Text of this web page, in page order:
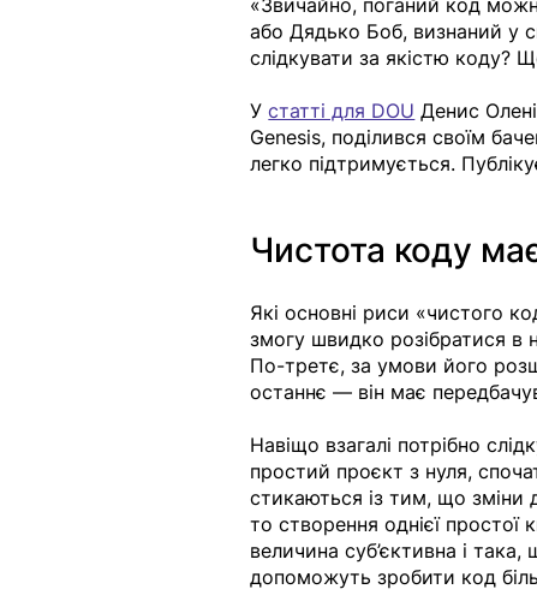
або Дядько Боб, визнаний у
слідкувати за якістю коду?
У статті для DOU Денис
Genesis, поділився своїм
легко підтримується.
Чистота коду
Які основні риси «чистого
змогу швидко розібратися в
По-третє, за умови його
останнє — він має
Навіщо взагалі потрібно
простий проєкт з нуля,
стикаються із тим, що зміни
то створення однієї
величина суб’єктивна і
допоможуть зробити код